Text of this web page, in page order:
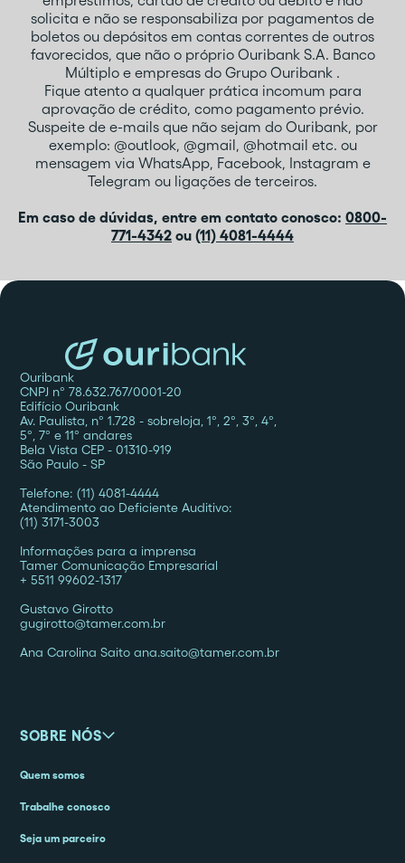
solicita e não se responsabiliza por pagamentos de
boletos ou depósitos em contas correntes de outros
favorecidos, que não o próprio Ouribank S.A. Banco
Múltiplo e empresas do Grupo Ouribank .
Fique atento a qualquer prática incomum para
aprovação de crédito, como pagamento prévio.
Suspeite de e-mails que não sejam do Ouribank, por
exemplo: @outlook, @gmail, @hotmail etc. ou
mensagem via WhatsApp, Facebook, Instagram e
Telegram ou ligações de terceiros.
Em caso de dúvidas, entre em contato conosco: 0800-
771-4342 ou (11) 4081-4444
Ouribank
CNPJ nº 78.632.767/0001-20
Edifício Ouribank
Av. Paulista, nº 1.728 - sobreloja, 1º, 2º, 3º, 4º,
5º, 7º e 11º andares
Bela Vista CEP - 01310-919
São Paulo - SP
Telefone: (11) 4081-4444
Atendimento ao Deficiente Auditivo:
(11) 3171-3003
Informações para a imprensa
Tamer Comunicação Empresarial
+ 5511 99602-1317
Gustavo Girotto
gugirotto@tamer.com.br
Ana Carolina Saito ana.saito@tamer.com.br
SOBRE NÓS
Quem somos
Trabalhe conosco
Seja um parceiro